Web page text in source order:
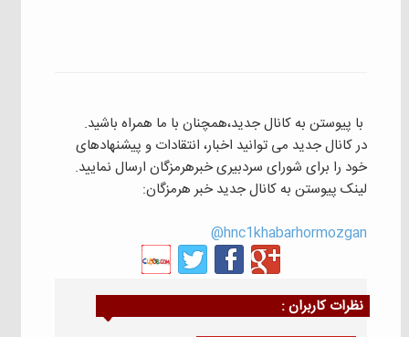
با پیوستن به کانال جدید،همچنان با ما همراه باشید.
در کانال جدید می توانید اخبار، انتقادات و پیشنهادهای
خود را برای شورای سردبیری خبرهرمزگان ارسال نمایید.
لینک پیوستن به کانال جدید خبر هرمزگان:
hnc1khabarhormozgan@
نظرات كاربران :